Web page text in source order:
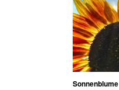
Sonnenblume